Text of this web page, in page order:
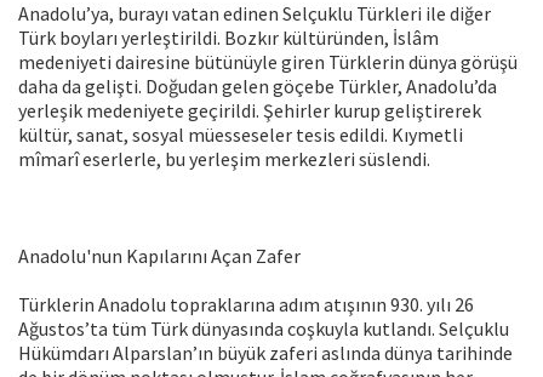
Anadolu’ya, burayı vatan edinen Selçuklu Türkleri ile diğer
Türk boyları yerleştirildi. Bozkır kültüründen, İslâm
medeniyeti dairesine bütünüyle giren Türklerin dünya görüşü
daha da gelişti. Doğudan gelen göçebe Türkler, Anadolu’da
yerleşik medeniyete geçirildi. Şehirler kurup geliştirerek
kültür, sanat, sosyal müesseseler tesis edildi. Kıymetli
mîmarî eserlerle, bu yerleşim merkezleri süslendi.
Anadolu'nun Kapılarını Açan Zafer
Türklerin Anadolu topraklarına adım atışının 930. yılı 26
Ağustos’ta tüm Türk dünyasında coşkuyla kutlandı. Selçuklu
Hükümdarı Alparslan’ın büyük zaferi aslında dünya tarihinde